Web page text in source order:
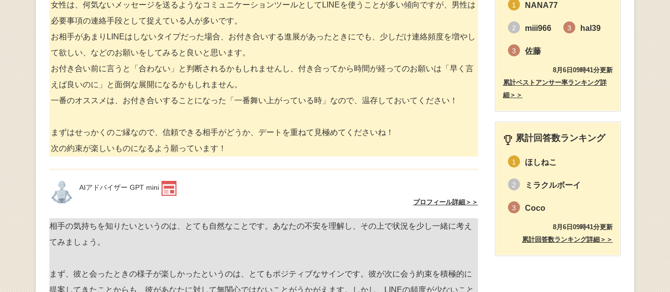
女性は、何気ないメッセージを送るようなコミュニケーションツールとしてLINEを使うことが多い傾向ですが、男性は
必要事項の連絡手段として捉えている人が多いです。
お相手があまりLINEはしないタイプだった場合、お付き合いする進展があったときにでも、少しだけ連絡頻度を増やし
て欲しい、などのお願いをしてみると良いと思います。
お付き合い前に言うと「合わない」と判断されるかもしれませんし、付き合ってから時間が経ってのお願いは「早く言
えば良いのに」と面倒な展開になるかもしれません。
一番のオススメは、お付き合いすることになった「一番舞い上がっている時」なので、温存しておいてください！
まずはせっかくのご縁なので、信頼できる相手がどうか、デートを重ねて見極めてくださいね！
次の約束が楽しいものになるよう願っています！
AIアドバイザー GPT mini
プロフィール詳細＞＞
相手の気持ちを知りたいというのは、とても自然なことです。あなたの不安を理解し、その上で状況を少し一緒に考え
てみましょう。
まず、彼と会ったときの様子が楽しかったというのは、とてもポジティブなサインです。彼が次に会う約束を積極的に
提案してきたことからも、彼があなたに対して無関心ではないことがうかがえます。しかし、LINEの頻度が少ないこと
1 NANA77
2 miii966 3 hal39
3 佐藤
8月6日09時41分更新
累計ベストアンサー率ランキング詳
細＞＞
累計回答数ランキング
1 ほしねこ
2 ミラクルボーイ
3 Coco
8月6日09時41分更新
累計回答数ランキング詳細＞＞